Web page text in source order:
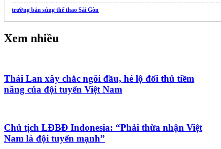
trường bắn súng thể thao Sài Gòn
Xem nhiều
Thái Lan xây chắc ngôi đầu, hé lộ đối thủ tiềm
năng của đội tuyển Việt Nam
Chủ tịch LĐBĐ Indonesia: “Phải thừa nhận Việt
Nam là đội tuyển mạnh”